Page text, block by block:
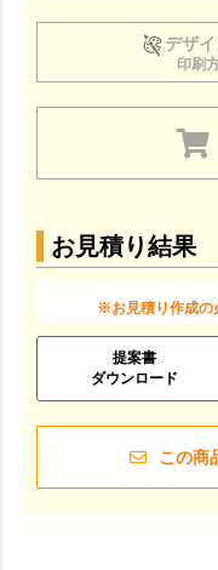
デザ
印刷
お見積り結果
※お見積り作成の
提案書
ダウンロード
この商